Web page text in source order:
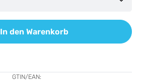
In den Warenkorb
GTIN/EAN: